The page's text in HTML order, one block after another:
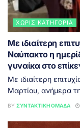
ΧΩΡΊΣ ΚΑΤΗΓΟΡΊΑ
Με ιδιαίτερη
Ναύπακτο η
γυναίκα στο
Με ιδιαίτερη
Μαρτίου, ανήμερα
BY ΣΥΝΤΑΚΤΙΚΉ ΟΜΆΔΑ